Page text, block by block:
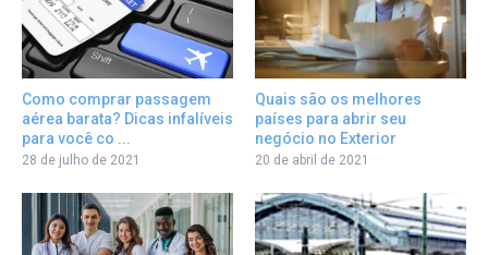
Como comprar passagem
aérea barata? Dicas infalíveis
para você co ...
28 de julho de 2021
Quais são os melhores
países para abrir seu
negócio no Exterior
20 de abril de 2021